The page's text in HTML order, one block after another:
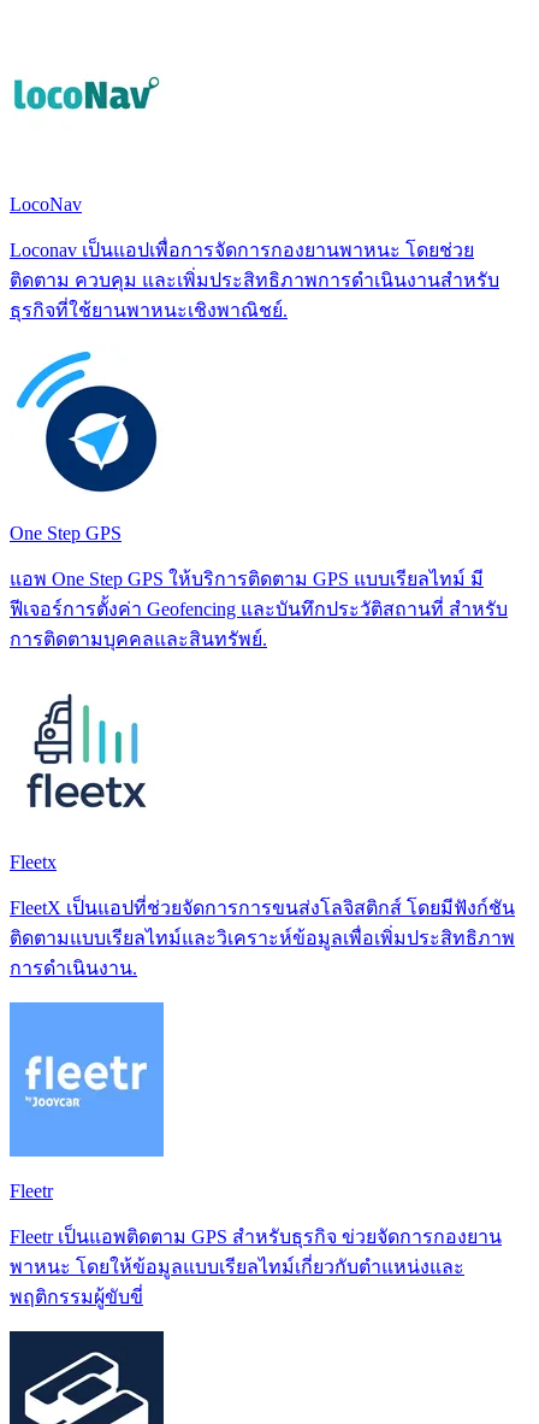
LocoNav
Loconav เป็นแอปเพื่อการจัดการกองยานพาหนะ โดยช่วย
ติดตาม ควบคุม และเพิ่มประสิทธิภาพการดำเนินงานสำหรับ
ธุรกิจที่ใช้ยานพาหนะเชิงพาณิชย์.
One Step GPS
แอพ One Step GPS ให้บริการติดตาม GPS แบบเรียลไทม์ มี
ฟีเจอร์การตั้งค่า Geofencing และบันทึกประวัติสถานที่ สำหรับ
การติดตามบุคคลและสินทรัพย์.
Fleetx
FleetX เป็นแอปที่ช่วยจัดการการขนส่งโลจิสติกส์ โดยมีฟังก์ชัน
ติดตามแบบเรียลไทม์และวิเคราะห์ข้อมูลเพื่อเพิ่มประสิทธิภาพ
การดำเนินงาน.
Fleetr
Fleetr เป็นแอพติดตาม GPS สำหรับธุรกิจ ข่วยจัดการกองยาน
พาหนะ โดยให้ข้อมูลแบบเรียลไทม์เกี่ยวกับตำแหน่งและ
พฤติกรรมผู้ขับขี่